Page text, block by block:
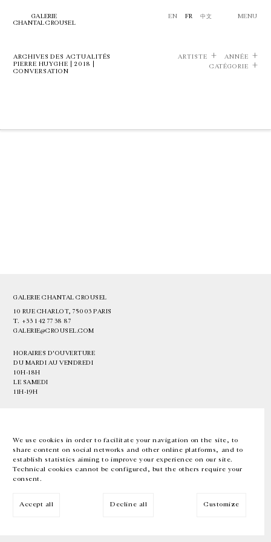
We use cookies in order to facilitate your navigation on the site, to
share content on social networks and other online platforms, and to
establish statistics aiming to improve your experience on our site.
Technical cookies cannot be configured, but the others require your
consent.
Accept all Decline all Customize
GALERIE
CHANTAL CROUSEL
EN FR 中文 MENU
ARCHIVES DES ACTUALITÉS
PIERRE HUYGHE | 2018 |
CONVERSATION
ARTISTE
ANNÉE
CATÉGORIE
GALERIE CHANTAL CROUSEL
10 RUE CHARLOT, 75003 PARIS
T. +33 1 42 77 38 87
GALERIE@CROUSEL.COM
HORAIRES D'OUVERTURE
DU MARDI AU VENDREDI
10H-18H
LE SAMEDI
11H-19H
EN FR 中文 Facebook Instagram
Inscrivez-vous à notre newsletter